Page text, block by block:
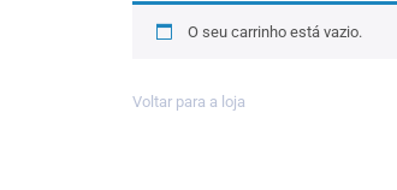
O seu carrinho está vazio.
Voltar para a loja